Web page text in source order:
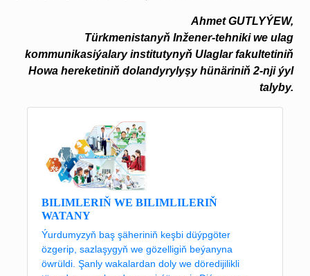
Ahmet GUTLYÝEW,
Türkmenistanyň Inžener-tehniki we ulag
kommunikasiýalary institutynyň Ulaglar fakultetiniň
Howa hereketiniň dolandyrylyşy hünäriniň 2-nji ýyl
talyby.
BILIMLERIŇ WE BILIMLILERIŇ
WATANY
Ýurdumyzyň baş şäheriniň keşbi düýpgöter
özgerip, sazlaşygyň we gözelligiň beýanyna
öwrüldi. Şanly wakalardan doly we döredijilikli